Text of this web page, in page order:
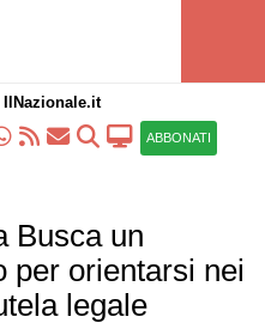
IlNazionale.it
ABBONATI
Busca un
per orientarsi nei
legale